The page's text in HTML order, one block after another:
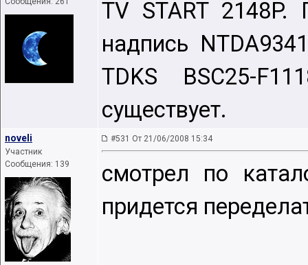
TV START 2148P.
надпись
TDKS BSC25-
существует.
noveli
Участник
Сообщения: 139
#531 От 21/06/2008 15:34
смотрел по
придется